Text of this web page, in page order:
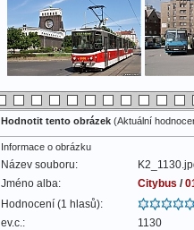
Hodnotit tento obrázek (Aktuální
Informace o obrázku
Název souboru:
Jméno alba:
Citybus /
Hodnocení (1 hlasů):
ev.c.:
1130